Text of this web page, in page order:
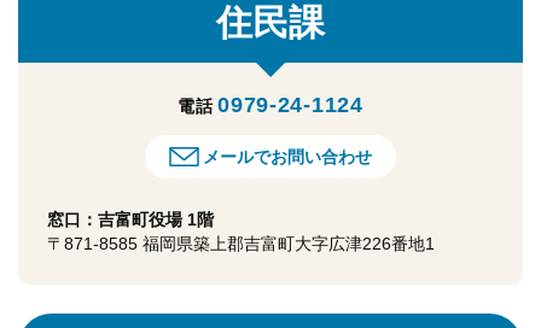
住民課
電話 0979-24-1124
メールでお問い合わせ
窓口：吉富町役場 1階
〒871-8585 福岡県築上郡吉富町大字広津226番地1